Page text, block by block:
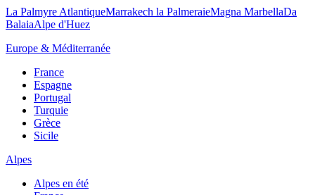
La Palmyre AtlantiqueMarrakech la PalmeraieMagna MarbellaDa
BalaiaAlpe d'Huez
Europe & Méditerranée
France
Espagne
Portugal
Turquie
Grèce
Sicile
Alpes
Alpes en été